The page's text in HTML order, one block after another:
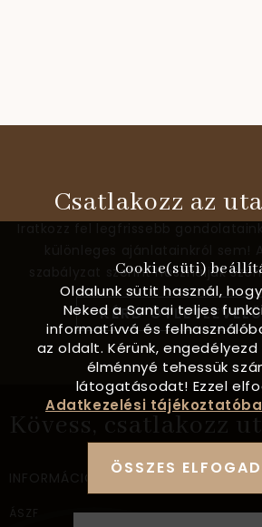
Csatlakozz az
szabályzat szerint használjuk
KÉRD
Kövess, csatlakozz
INFORMÁCIÓ
ÁSZF
Cookie(süti)
Oldalunk sütit használ,
Neked a Santai teljes
informatívvá és
az oldalt. Kérünk,
élménnyé tehessük
látogatásodat! Ezzel
Adatkezelési
ÖSSZES